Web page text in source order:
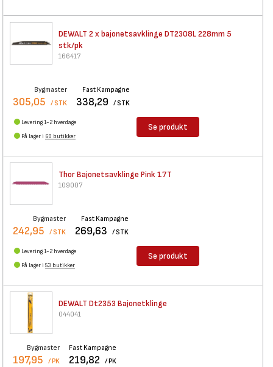
DEWALT 2 x bajonetsavklinge DT2308L 228mm 5
stk/pk
166417
Bygmaster
305,05 / STK
Fast Kampagne
338,29 / STK
Levering 1-2 hverdage
På lager i 60 butikker
Se produkt
Thor Bajonetsavklinge Pink 17T
109007
Bygmaster
242,95 / STK
Fast Kampagne
269,63 / STK
Levering 1-2 hverdage
På lager i 53 butikker
Se produkt
DEWALT Dt2353 Bajonetklinge
044041
Bygmaster
197,95 / PK
Fast Kampagne
219,82 / PK